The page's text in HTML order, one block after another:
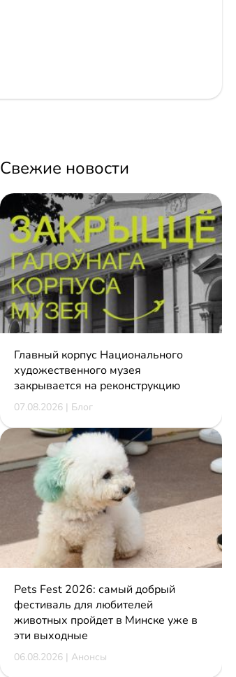
Свежие новости
Главный корпус Национального
художественного музея
закрывается на реконструкцию
07.08.2026 | Блог
Pets Fest 2026: самый добрый
фестиваль для любителей
животных пройдет в Минске уже в
эти выходные
06.08.2026 | Анонсы